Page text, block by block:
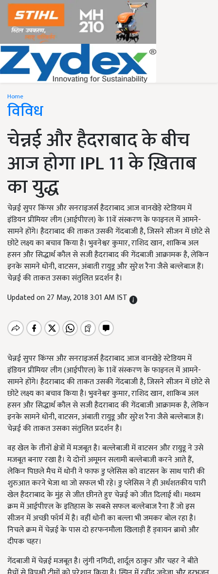
Home
विविध
चेन्नई और हैदराबाद के बीच
आज होगा IPL 11 के ख़िताब
का युद्ध
चेन्नई सुपर किंग्स और सनराइजर्स हैदराबाद आज वानखेड़े स्टेडियम में
इंडियन प्रीमियर लीग (आईपीएल) के 11वें संस्करण के फाइनल में आमने-
सामने होंगे। हैदराबाद की ताकत उसकी गेंदबाजी है, जिसने सीजन में छोटे से
छोटे लक्ष्य का बचाव किया है। भुवनेश्वर कुमार, राशिद खान, शाकिब अल
हसन और सिद्धार्थ कौल से सजी हैदराबाद की गेंदबाजी आक्रामक है, लेकिन
इनके सामने धोनी, वाटसन, अंबाती रायुडू और सुरेश रैना जैसे बल्लेबाज हैं।
चेन्नई की ताकत उसका संतुलित प्रदर्शन है।
Updated on 27 May, 2018 3:01 AM IST
चेन्नई सुपर किंग्स और सनराइजर्स हैदराबाद आज वानखेड़े स्टेडियम में
इंडियन प्रीमियर लीग (आईपीएल) के 11वें संस्करण के फाइनल में आमने-
सामने होंगे। हैदराबाद की ताकत उसकी गेंदबाजी है, जिसने सीजन में छोटे से
छोटे लक्ष्य का बचाव किया है। भुवनेश्वर कुमार, राशिद खान, शाकिब अल
हसन और सिद्धार्थ कौल से सजी हैदराबाद की गेंदबाजी आक्रामक है, लेकिन
इनके सामने धोनी, वाटसन, अंबाती रायुडू और सुरेश रैना जैसे बल्लेबाज हैं।
चेन्नई की ताकत उसका संतुलित प्रदर्शन है।
वह खेल के तीनों क्षेत्रों में मजबूत है। बल्लेबाजी में वाटसन और रायुडू ने उसे
मजबूत बनाए रखा है। ये दोनों अमूमन सलामी बल्लेबाजी करने आते हैं,
लेकिन पिछले मैच में धोनी ने फाफ डु प्लेसिस को वाटसन के साथ पारी की
शुरुआत करने भेजा था जो सफल भी रहे। डु प्लेसिस ने ही अर्धशतकीय पारी
खेल हैदराबाद के मुंह से जीत छीनते हुए चेन्नई को जीत दिलाई थी। मध्यम
क्रम में आईपीएल के इतिहास के सबसे सफल बल्लेबाज रैना हैं जो इस
सीजन में अच्छी फॉर्म में है। वहीं धोनी का बल्ला भी जमकर बोल रहा है।
निचले क्रम में चेन्नई के पास दो हरफनमौला खिलाड़ी हैं ड्वायन ब्रावो और
दीपक चहर।
गेंदबाजी में चेन्नई मजबूत है। लुंगी नगिदी, शार्दूल ठाकुर और चहर ने बीते